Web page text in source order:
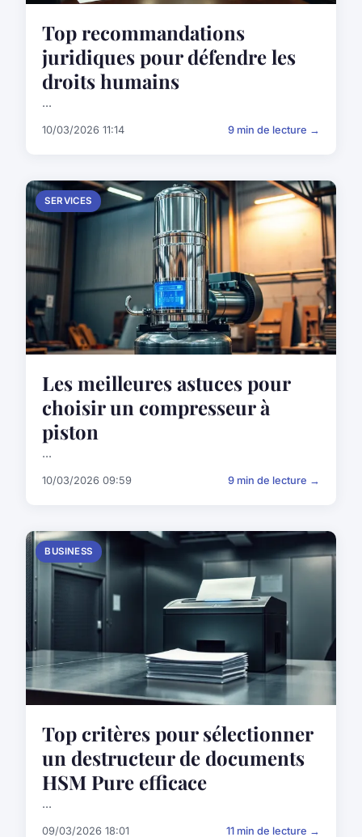
Top recommandations
juridiques pour défendre les
droits humains
...
10/03/2026 11:14 9 min de lecture →
SERVICES
Les meilleures astuces pour
choisir un compresseur à
piston
...
10/03/2026 09:59 9 min de lecture →
BUSINESS
Top critères pour sélectionner
un destructeur de documents
HSM Pure efficace
...
09/03/2026 18:01 11 min de lecture →